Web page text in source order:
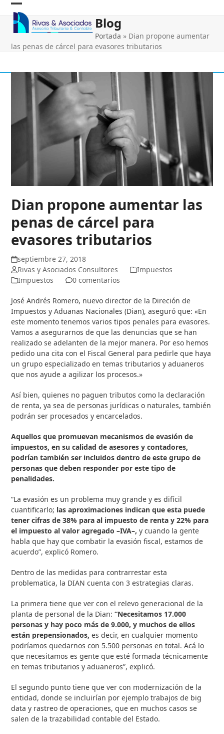
Skip
content
Open
mobile
menu
Close
mobile
menu
Blog
Portada » Dian propone aumentar
las penas de cárcel para evasores tributarios
Dian propone aumentar las
penas de cárcel para
evasores tributarios
septiembre 27, 2018
Rivas y Asociados Consultores
Impuestos
Impuestos
0 comentarios
José Andrés Romero, nuevo director de la Direción de
Impuestos y Aduanas Nacionales (Dian), aseguró que: «En
este momento tenemos varios tipos penales para evasores.
Vamos a asegurarnos de que las denuncias que se han
realizado se adelanten de la mejor manera. Por eso hemos
pedido una cita con el Fiscal General para pedirle que haya
un grupo especializado en temas tributarios y aduaneros
que nos ayude a agilizar los procesos.»
Así bien, quienes no paguen tributos como la declaración
de renta, ya sea de personas jurídicas o naturales, también
podrán ser procesados y encarcelados.
Aquellos que promuevan mecanismos de evasión de
impuestos, en su calidad de asesores y contadores,
podrían también ser incluidos dentro de este grupo de
personas que deben responder por este tipo de
penalidades.
“La evasión es un problema muy grande y es difícil
cuantificarlo; las aproximaciones indican que esta puede
tener cifras de 38% para al impuesto de renta y 22% para
el impuesto al valor agregado –IVA–, y cuando la gente
habla que hay que combatir la evasión fiscal, estamos de
acuerdo”, explicó Romero.
Dentro de las medidas para contrarrestar esta
problematica, la DIAN cuenta con 3 estrategias claras.
La primera tiene que ver con el relevo generacional de la
planta de personal de la Dian:“Necesitamos 17.000
personas y hay poco más de 9.000, y muchos de ellos
están prepensionados, es decir, en cualquier momento
podríamos quedarnos con 5.500 personas en total. Acá lo
que necesitamos es gente que esté formada técnicamente
en temas tributarios y aduaneros”, explicó.
El segundo punto tiene que ver con modernización de la
entidad, donde se incluirían por ejemplo trabajos de big
data y rastreo de operaciones, que en muchos casos se
salen de la trazabilidad contable del Estado.